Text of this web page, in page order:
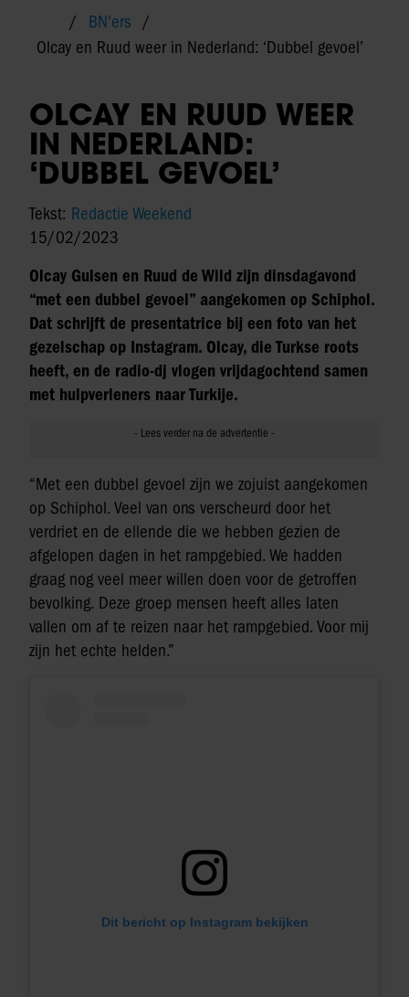
BN'ers
Olcay en Ruud weer in Nederland: ‘Dubbel gevoel’
OLCAY EN RUUD WEER
IN NEDERLAND:
‘DUBBEL GEVOEL’
Tekst: Redactie Weekend
15/02/2023
Olcay Gulsen en Ruud de Wild zijn dinsdagavond
“met een dubbel gevoel” aangekomen op Schiphol.
Dat schrijft de presentatrice bij een foto van het
gezelschap op Instagram. Olcay, die Turkse roots
heeft, en de radio-dj vlogen vrijdagochtend samen
met hulpverleners naar Turkije.
“Met een dubbel gevoel zijn we zojuist aangekomen
op Schiphol. Veel van ons verscheurd door het
verdriet en de ellende die we hebben gezien de
afgelopen dagen in het rampgebied. We hadden
graag nog veel meer willen doen voor de getroffen
bevolking. Deze groep mensen heeft alles laten
vallen om af te reizen naar het rampgebied. Voor mij
zijn het echte helden.”
Dit bericht op Instagram bekijken